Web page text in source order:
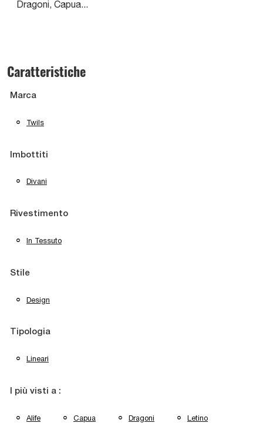
Dragoni, Capua...
Caratteristiche
Marca
Twils
Imbottiti
Divani
Rivestimento
In Tessuto
Stile
Design
Tipologia
Lineari
I più visti a :
Alife Capua Dragoni Letino